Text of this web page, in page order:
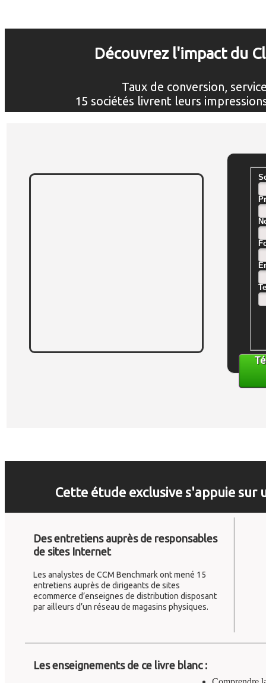
Des entretiens auprès de responsables
de sites Internet
Les analystes de CCM Benchmark ont mené 15
entretiens auprès de dirigeants de sites
ecommerce d’enseignes de distribution disposant
par ailleurs d’un réseau de magasins physiques.
Cette étude exclusive s'appuie sur
Taux de conversion,
15 sociétés livrent leurs
Découvrez l'impact du
Les enseignements de ce livre blanc :